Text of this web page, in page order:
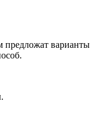
предложат варианты